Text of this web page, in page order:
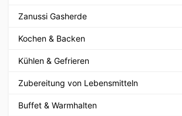
Zanussi Gasherde
Kochen & Backen
Kühlen & Gefrieren
Zubereitung von Lebensmitteln
Buffet & Warmhalten